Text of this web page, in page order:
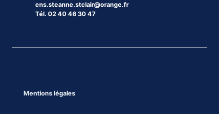
ens.steanne.stclair@orange.fr
Tél. 02 40 46 30 47
Mentions légales